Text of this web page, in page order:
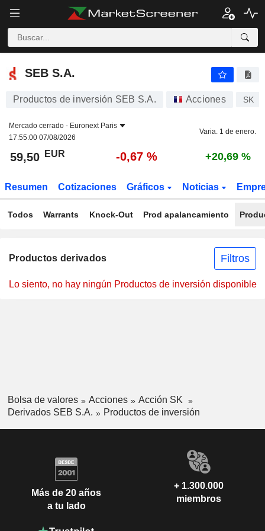
SEB S.A.
SEB S.A.
Productos de inversión SEB S.A. Acciones SK
Mercado cerrado - Euronext Paris
17:55:00 07/08/2026
Varia. 1 de enero.
59,50 EUR -0,67 % +20,69 %
Resumen Cotizaciones Gráficos Noticias
Todos Warrants Knock-Out Prod apalancamiento
Productos derivados Filtros
Lo siento, no hay ningún Productos de inversión disponible
Bolsa de valores Acciones
Acción SK
Derivados SEB S.A.
Productos de inversión
Más de 20 años
a tu lado
+ 1.300.000
miembros